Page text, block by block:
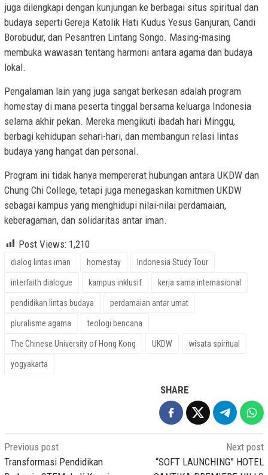
juga dilengkapi dengan kunjungan ke berbagai situs spiritual dan
budaya seperti Gereja Katolik Hati Kudus Yesus Ganjuran, Candi
Borobudur, dan Pesantren Lintang Songo. Masing-masing
membuka wawasan tentang harmoni antara agama dan budaya
lokal.
Pengalaman lain yang juga sangat berkesan adalah program
homestay di mana peserta tinggal bersama keluarga Indonesia
selama akhir pekan. Mereka mengikuti ibadah hari Minggu,
berbagi kehidupan sehari-hari, dan membangun relasi lintas
budaya yang hangat dan personal.
Program ini tidak hanya mempererat hubungan antara UKDW dan
Chung Chi College, tetapi juga menegaskan komitmen UKDW
sebagai kampus yang menghidupi nilai-nilai perdamaian,
keberagaman, dan solidaritas antar iman.
Post Views: 1,210
dialog lintas iman homestay Indonesia Study Tour
interfaith dialogue kampus inklusif kerja sama internasional
pendidikan lintas budaya perdamaian antar umat
pluralisme agama teologi bencana
The Chinese University of Hong Kong UKDW wisata spiritual
yogyakarta
SHARE
Post
navigation
Previous post
Transformasi Pendidikan
Next post
“SOFT LAUNCHING” HOTEL